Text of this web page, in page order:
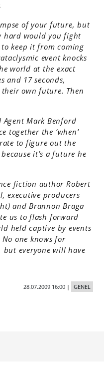
of your future, but
hard would you fight
keep it from coming
event knocks
world at the exact
and 17 seconds,
their own future. Then
Agent Mark Benford
together the ‘when’
to figure out the
it’s a future he
fiction author Robert
executive producers
and Brannon Braga
us to flash forward
held captive by events
one knows for
everyone will have
28.07.2009 16:00| GENEL